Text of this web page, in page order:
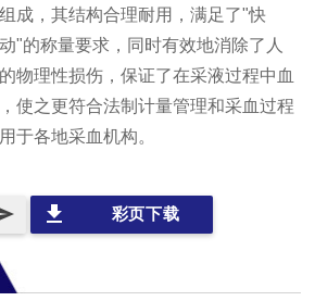
成，其结构合理耐用，满足了"快
"的称量要求，同时有效地消除了人
物理性损伤，保证了在采液过程中血
使之更符合法制计量管理和采血过程
于各地采血机构。
file_download 彩页下载